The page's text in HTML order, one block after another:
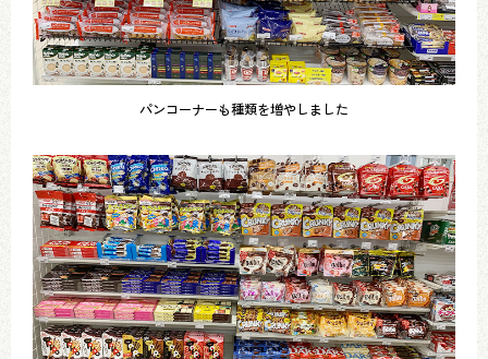
パンコーナーも種類を増やしました